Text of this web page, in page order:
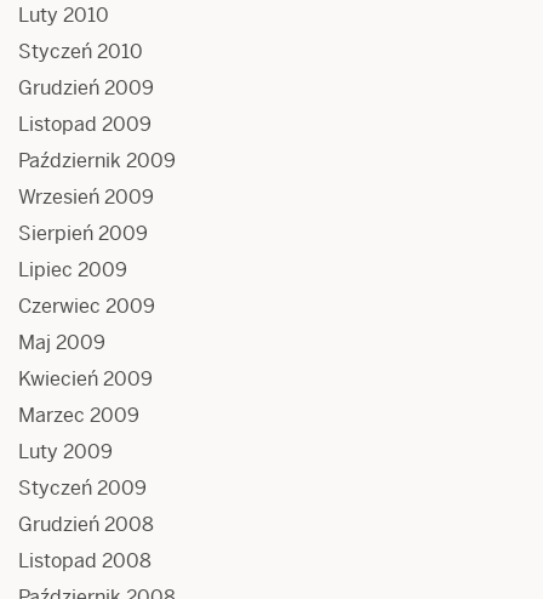
Luty 2010
Styczeń 2010
Grudzień 2009
Listopad 2009
Październik 2009
Wrzesień 2009
Sierpień 2009
Lipiec 2009
Czerwiec 2009
Maj 2009
Kwiecień 2009
Marzec 2009
Luty 2009
Styczeń 2009
Grudzień 2008
Listopad 2008